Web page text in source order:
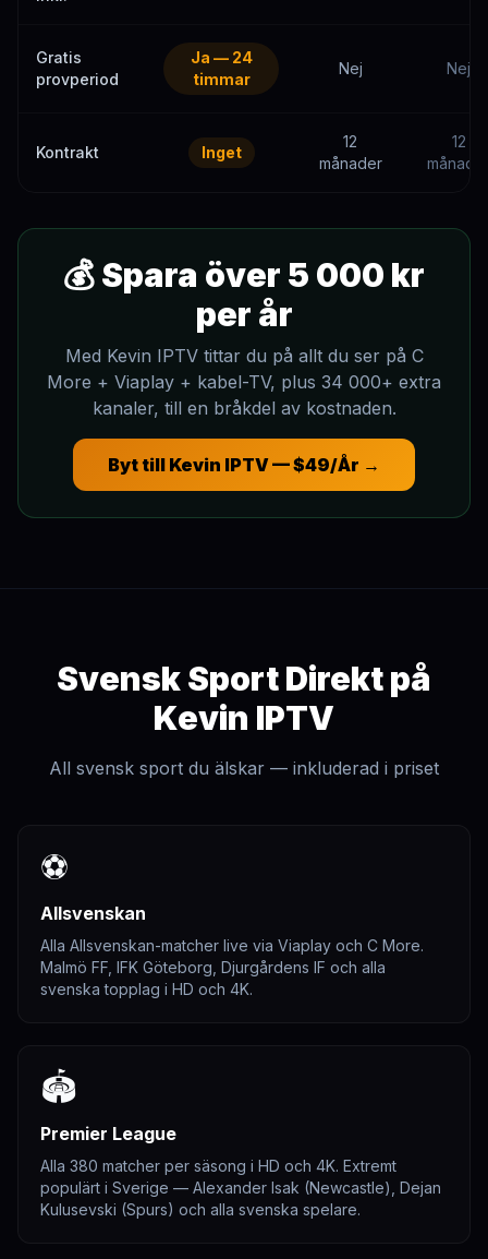
Gratis
provperiod
Ja — 24
timmar
Nej Nej
Kontrakt Inget
12
månader
12
💰 Spara över 5 000 kr
per år
Med Kevin IPTV tittar du på allt du ser på C
More + Viaplay + kabel-TV, plus 34 000+ extra
kanaler, till en bråkdel av kostnaden.
Byt till Kevin IPTV — $49/År →
Svensk Sport Direkt på
Kevin IPTV
All svensk sport du älskar — inkluderad i priset
⚽
Allsvenskan
Alla Allsvenskan-matcher live via Viaplay och C More.
Malmö FF, IFK Göteborg, Djurgårdens IF och alla
svenska topplag i HD och 4K.
🏟️
Premier League
Alla 380 matcher per säsong i HD och 4K. Extremt
populärt i Sverige — Alexander Isak (Newcastle), Dejan
Kulusevski (Spurs) och alla svenska spelare.